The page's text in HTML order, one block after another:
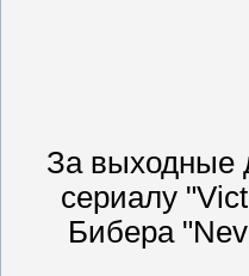
За выходные
сериалу
Бибера